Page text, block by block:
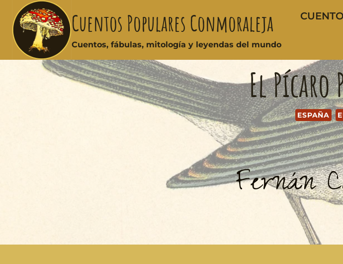
Cuentos Populares Conmoraleja
Cuentos, fábulas, mitología y leyendas del mundo
El
ESPAÑA
Fernán